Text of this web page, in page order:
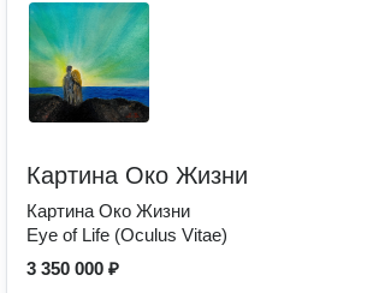
Картина Око Жизни
Картина Око Жизни
Eye of Life (Oculus Vitae)
3 350 000 ₽